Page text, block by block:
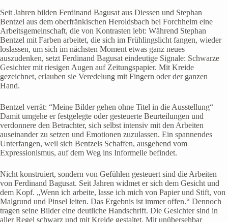
Seit Jahren bilden Ferdinand Bagusat aus Diessen und Stephan
Bentzel aus dem oberfränkischen Heroldsbach bei Forchheim eine
Arbeitsgemeinschaft, die von Kontrasten lebt: Während Stephan
Bentzel mit Farben arbeitet, die sich im Frühlingslicht fangen, wieder
loslassen, um sich im nächsten Moment etwas ganz neues
auszudenken, setzt Ferdinand Bagusat eindeutige Signale: Schwarze
Gesichter mit riesigen Augen auf Zeitungspapier. Mit Kreide
gezeichnet, erlauben sie Veredelung mit Fingern oder der ganzen
Hand.
Bentzel verrät: “Meine Bilder gehen ohne Titel in die Ausstellung“
Damit umgehe er festgelegte oder gesteuerte Beurteilungen und
verdonnere den Betrachter, sich selbst intensiv mit den Arbeiten
auseinander zu setzen und Emotionen zuzulassen. Ein spannendes
Unterfangen, weil sich Bentzels Schaffen, ausgehend vom
Expressionismus, auf dem Weg ins Informelle befindet.
Nicht konstruiert, sondern von Gefühlen gesteuert sind die Arbeiten
von Ferdinand Bagusat. Seit Jahren widmet er sich dem Gesicht und
dem Kopf. „Wenn ich arbeite, lasse ich mich von Papier und Stift, von
Malgrund und Pinsel leiten. Das Ergebnis ist immer offen.“ Dennoch
tragen seine Bilder eine deutliche Handschrift. Die Gesichter sind in
aller Regel schwarz und mit Kreide gestaltet. Mit unübersehbar